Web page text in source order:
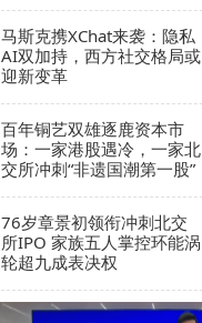
马斯克携XChat来袭：隐私
AI双加持，西方社交格局或
迎新变革
百年铜艺双雄逐鹿资本市
场：一家港股遇冷，一家北
交所冲刺“非遗国潮第一股”
76岁章景初领衔冲刺北交
所IPO 家族五人掌控环能涡
轮超九成表决权